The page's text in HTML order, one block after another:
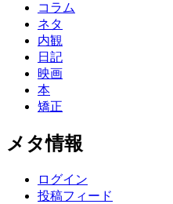
コラム
ネタ
内観
日記
映画
本
矯正
メタ情報
ログイン
投稿フィード